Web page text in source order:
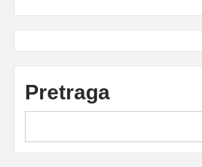
Pretraga